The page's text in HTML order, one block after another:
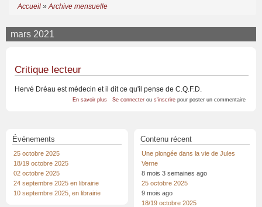
d'Ariane
Accueil Archive mensuelle
mars 2021
Critique lecteur
Hervé Dréau est médecin et il dit ce qu'il pense de C.Q.F.D.
En savoir plus surSe connecter ous'inscrire pour poster un commentaire
Événements
25 octobre 2025
18/19 octobre 2025
02 octobre 2025
24 septembre 2025 en librairie
10 septembre 2025, en librairie
Contenu récent
Une plongée dans la vie de Jules
Verne
8 mois 3 semaines ago
25 octobre 2025
9 mois ago
18/19 octobre 2025